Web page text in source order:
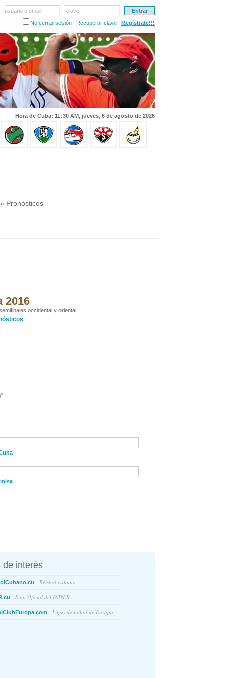
usuario o email
clave
No cerrar sesión
Recuperar clave Regístrate!!!
Hora de Cuba: 11:30 AM, jueves, 6 de agosto de 2026
» Pronósticos
2016
occidental y oriental.
de interés
- Béisbol cubano
- Sitio Oficial del INDER
- Ligas de futbol de Europa